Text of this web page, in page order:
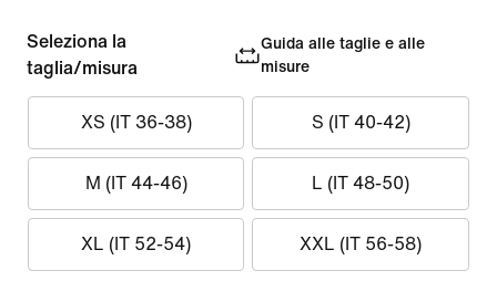
Seleziona la
taglia/misura
Guida alle taglie e alle
misure
XS (IT 36-38) S (IT 40-42)
M (IT 44-46) L (IT 48-50)
XL (IT 52-54) XXL (IT 56-58)